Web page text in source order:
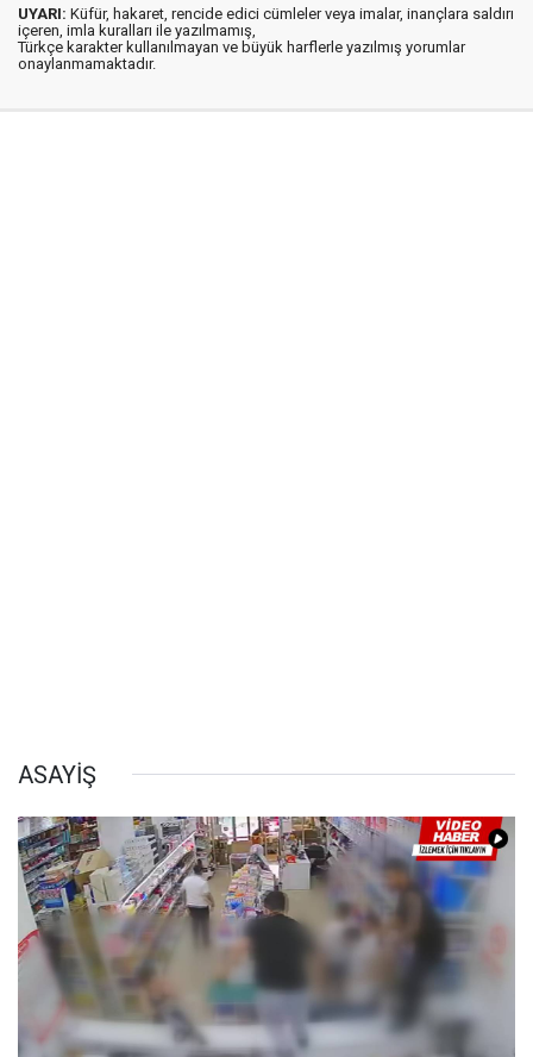
UYARI: Küfür, hakaret, rencide edici cümleler veya imalar, inançlara saldırı
içeren, imla kuralları ile yazılmamış,
Türkçe karakter kullanılmayan ve büyük harflerle yazılmış yorumlar
onaylanmamaktadır.
ASAYİŞ